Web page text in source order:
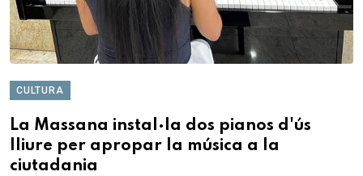
CULTURA
La Massana instal·la dos pianos d'ús
lliure per apropar la música a la
ciutadania